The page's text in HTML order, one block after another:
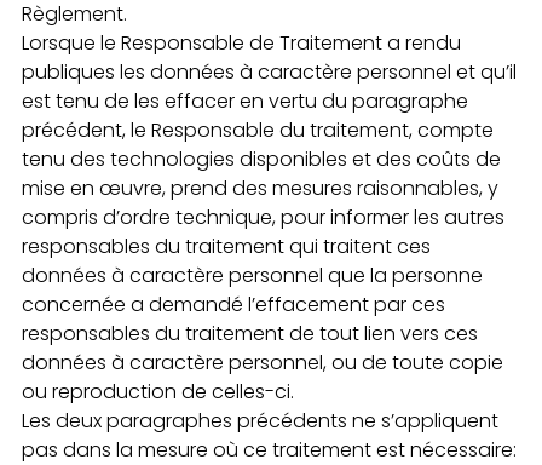
Règlement.
Lorsque le Responsable de Traitement a rendu
publiques les données à caractère personnel et qu’il
est tenu de les effacer en vertu du paragraphe
précédent, le Responsable du traitement, compte
tenu des technologies disponibles et des coûts de
mise en œuvre, prend des mesures raisonnables, y
compris d’ordre technique, pour informer les autres
responsables du traitement qui traitent ces
données à caractère personnel que la personne
concernée a demandé l’effacement par ces
responsables du traitement de tout lien vers ces
données à caractère personnel, ou de toute copie
ou reproduction de celles-ci.
Les deux paragraphes précédents ne s’appliquent
pas dans la mesure où ce traitement est nécessaire: